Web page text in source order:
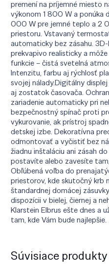
premení na príjemné miesto
výkonom 1 800 W a ponúka
000 W pre jemné teplo a 2
priestoru. Vstavaný
automaticky bez zásahu.
prekvapivo realisticky a
funkcie – čistá svetelná
Intenzitu, farbu aj rýchlosť
svojej nálady.Digitálny
aj zostatok časovača.
zariadenie automaticky pri
bezpečnostný spínač proti
vykurovanie, ak prístroj
detskej izbe. Dekoratívna
odmontovať a vyčistiť bez
žiadnu inštaláciu ani zásah
postavíte alebo zavesíte
Obľúbená voľba do
priestorov, kde skutočný krb
štandardnej domácej
dispozícii v bielej, čiernej a
Klarstein Elbrus ešte dnes a
tam, kde Vám bude najlepšie.
Súvisiace produkty